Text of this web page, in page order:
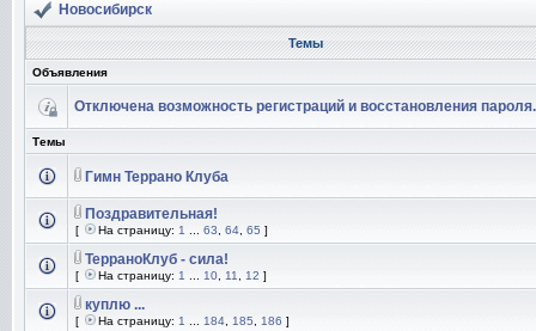
Новосибирск
Темы
Объявления
Отключена возможность регистраций и восстановления пароля.
Темы
Гимн Террано Клуба
Поздравительная!
[ На страницу: 1 63 64 65 ]
ТерраноКлуб - сила!
[ На страницу: 1 10 11 12 ]
куплю ...
[ На страницу: 1 184 185 186 ]